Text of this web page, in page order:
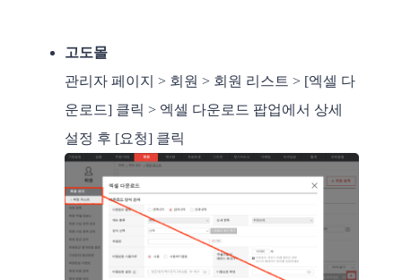
고도몰
관리자 페이지 > 회원 > 회원 리스트 > [엑셀 다
운로드] 클릭 > 엑셀 다운로드 팝업에서 상세